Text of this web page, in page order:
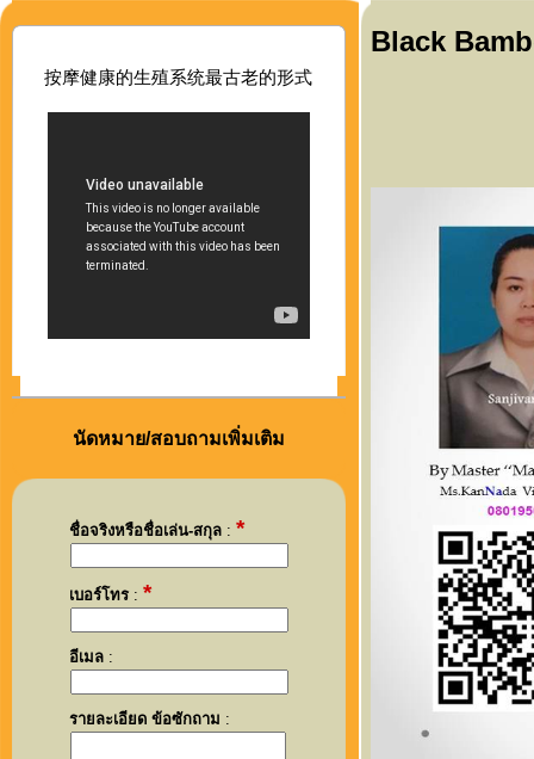
按摩健康的生殖系统最古老的形式
นัดหมาย/สอบถามเพิ่มเติม
ชื่อจริงหรือชื่อเล่น-สกุล :*
เบอร์โทร :*
อีเมล :
รายละเอียด ข้อซักถาม :
Black